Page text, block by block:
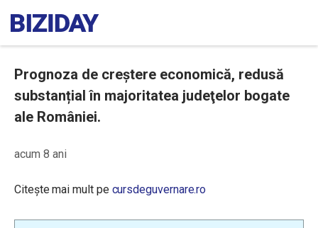
Prognoza de creştere economică, redusă
substanțial în majoritatea judeţelor bogate
ale României.
acum 8 ani
Citește mai mult pe cursdeguvernare.ro